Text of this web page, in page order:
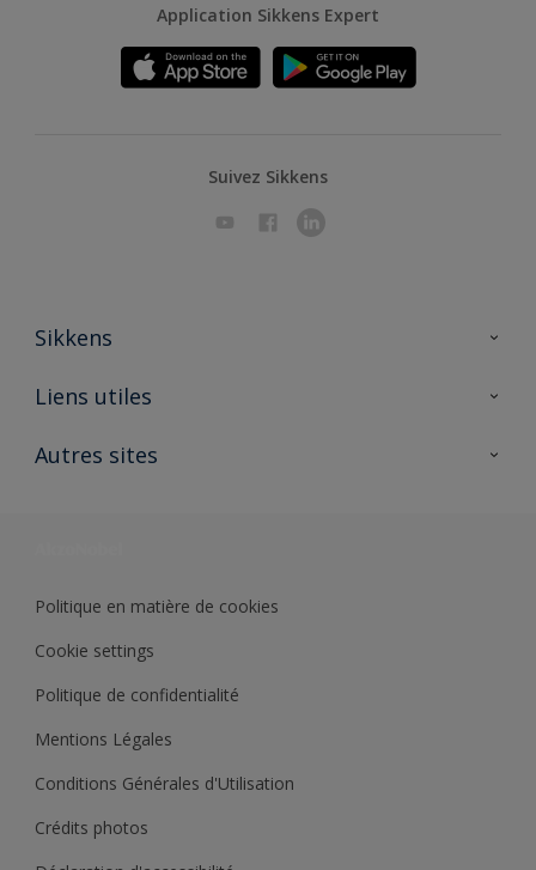
Application Sikkens Expert
Suivez Sikkens
Sikkens
A propos de Sikkens
Liens utiles
Ouvrir un magasin PASS
Autres sites
Politique en matière de cookies
Cookie settings
Politique de confidentialité
Mentions Légales
Conditions Générales d'Utilisation
Crédits photos